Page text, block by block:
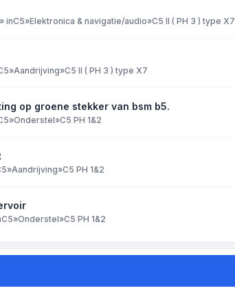
» inC5»Elektronica & navigatie/audio»C5 II ( PH 3 ) type X7
»Aandrijving»C5 II ( PH 3 ) type X7
op groene stekker van bsm b5.
»Onderstel»C5 PH 1&2
»Aandrijving»C5 PH 1&2
C5»Onderstel»C5 PH 1&2